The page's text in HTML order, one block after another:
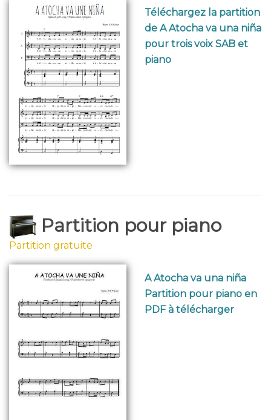
Téléchargez la partition
de A Atocha va una niña
pour trois voix SAB et
piano
Partition pour piano
Partition gratuite
A Atocha va una niña
Partition pour piano en
PDF à télécharger